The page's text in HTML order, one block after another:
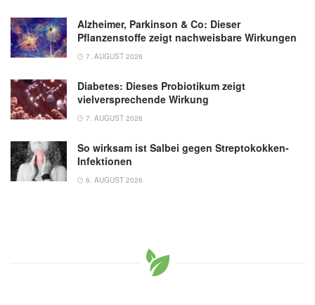
Alzheimer, Parkinson & Co: Dieser
Pflanzenstoffe zeigt nachweisbare Wirkungen
7. AUGUST 2026
Diabetes: Dieses Probiotikum zeigt
vielversprechende Wirkung
7. AUGUST 2026
So wirksam ist Salbei gegen Streptokokken-
Infektionen
6. AUGUST 2026